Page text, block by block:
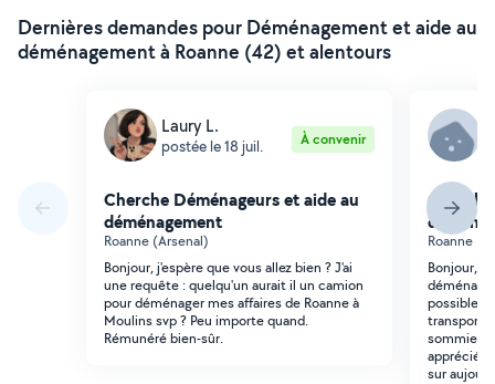
Dernières demandes pour Déménagement et aide au
déménagement à Roanne (42) et alentours
Laury L.
postée le 18 juil. À convenir
Cherche Déménageurs et aide au
déménagement
Roanne (Arsenal)
Bonjour, j'espère que vous allez bien ? J'ai
une requête : quelqu'un aurait il un camion
pour déménager mes affaires de Roanne à
Moulins svp ? Peu importe quand.
Rémunéré bien-sûr.
Roanne
Bonjour,
possible
sommier
sur